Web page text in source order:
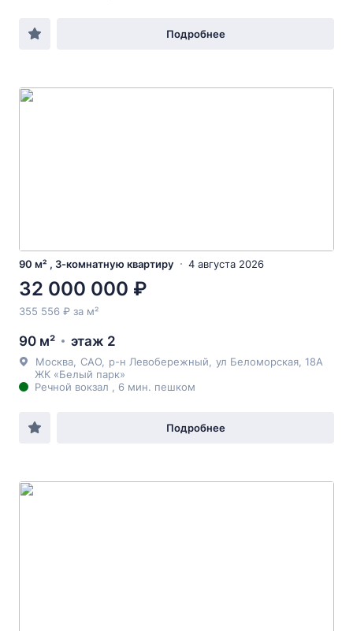
Подробнее
90 м² , 3-комнатную квартиру 4 августа 2026
32 000 000 ₽
355 556 ₽ за м²
90 м² этаж 2
Москва САО р-н Левобережный ул Беломорская , 18А
ЖК «Белый парк»
Речной вокзал , 6 мин. пешком
Подробнее